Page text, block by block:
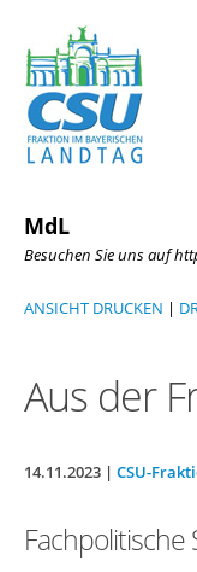
MdL
Besuchen Sie uns auf
ANSICHT DRUCKEN |
Aus der
14.11.2023 | CSU-
Fachpolitische